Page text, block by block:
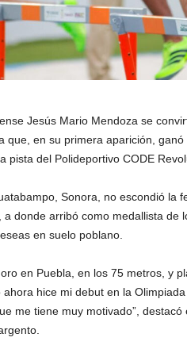
Jesús Mario Mendoza se
que, en su primera aparición,
pista del Polideportivo CODE
Sonora, no escondió la
a donde arribó como medallista de
en suelo poblano.
en Puebla, en los 75 metros, y
hice mi debut en la
me tiene muy motivado”,